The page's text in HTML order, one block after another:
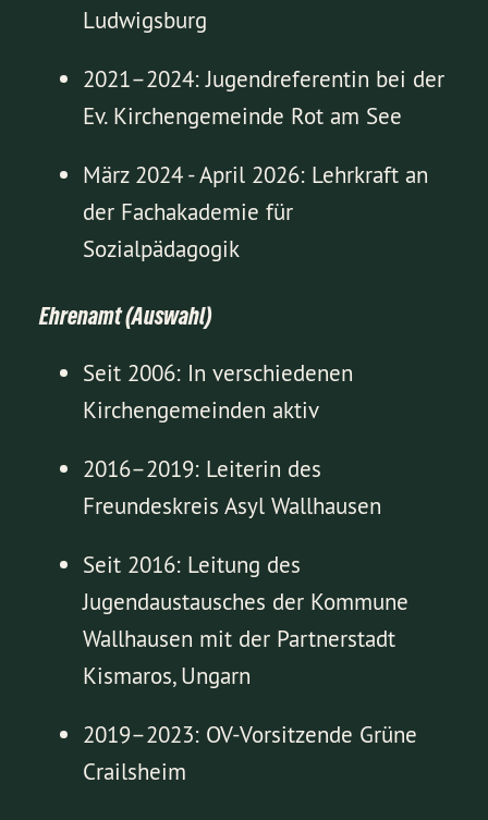
Ludwigsburg
2021–2024: Jugendreferentin bei der
Ev. Kirchengemeinde Rot am See
März 2024 - April 2026: Lehrkraft an
der Fachakademie für
Sozialpädagogik
Ehrenamt (Auswahl)
Seit 2006: In verschiedenen
Kirchengemeinden aktiv
2016–2019: Leiterin des
Freundeskreis Asyl Wallhausen
Seit 2016: Leitung des
Jugendaustausches der Kommune
Wallhausen mit der Partnerstadt
Kismaros, Ungarn
2019–2023: OV-Vorsitzende Grüne
Crailsheim